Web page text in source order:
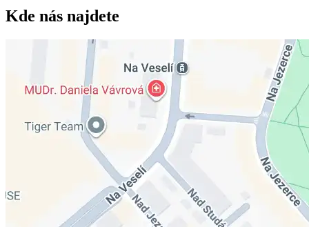
Kde nás najdete